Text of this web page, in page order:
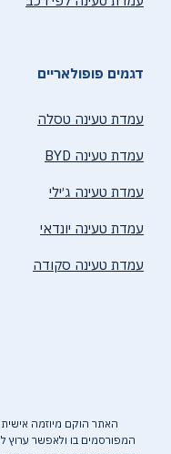
דגמים פופולאריים
עמדת טעינה טסלה
עמדת טעינה BYD
עמדת טעינה ג׳ילי
עמדת טעינה יונדאי
עמדת טעינה סקודה
האתר הוקם מיוזמה
המפורסמים בו ולאפשר ערוץ